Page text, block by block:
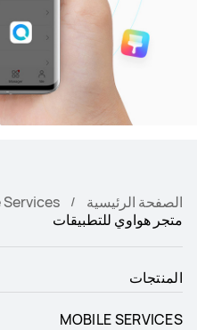
الصفحة الرئيسية
Services
متجر هواوي للتطبيقات
المنتجات
MOBILE SERVICES